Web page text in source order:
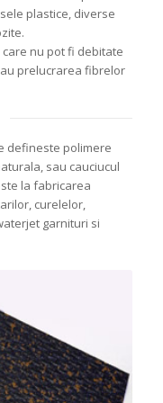
plastice, diverse
nu pot fi debitate
prelucrarea fibrelor
defineste polimere
sau cauciucul
la fabricarea
curelelor,
garnituri si